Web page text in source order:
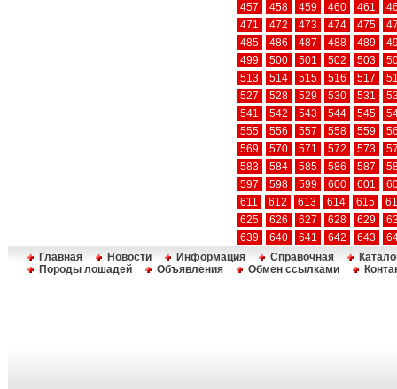
457
458 459 460 461
471
472 473 474 475
485
486 487 488 489
499
500 501 502 503
513
514 515 516 517
527
528 529 530 531
541
542 543 544 545
555
556 557 558 559
569
570 571 572 573
583
584 585 586 587
597
598 599 600 601
611
612 613 614 615
625
626 627 628 629
639
640 641 642 643
Главная
Новости Информация Справочная
Породы лошадей
Объявления Обмен ссылками